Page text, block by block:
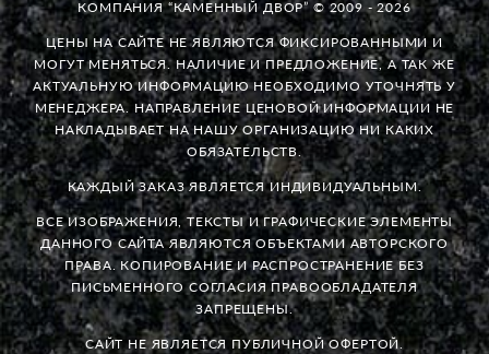
КОМПАНИЯ “КАМЕННЫЙ ДВОР” © 2009 - 2026
ЦЕНЫ НА САЙТЕ НЕ ЯВЛЯЮТСЯ ФИКСИРОВАННЫМИ И
МОГУТ МЕНЯТЬСЯ. НАЛИЧИЕ И ПРЕДЛОЖЕНИЕ, А ТАК ЖЕ
АКТУАЛЬНУЮ ИНФОРМАЦИЮ НЕОБХОДИМО УТОЧНЯТЬ У
МЕНЕДЖЕРА. НАПРАВЛЕНИЕ ЦЕНОВОЙ ИНФОРМАЦИИ НЕ
НАКЛАДЫВАЕТ НА НАШУ ОРГАНИЗАЦИЮ НИ КАКИХ
ОБЯЗАТЕЛЬСТВ.
КАЖДЫЙ ЗАКАЗ ЯВЛЯЕТСЯ ИНДИВИДУАЛЬНЫМ.
ВСЕ ИЗОБРАЖЕНИЯ, ТЕКСТЫ И ГРАФИЧЕСКИЕ ЭЛЕМЕНТЫ
ДАННОГО САЙТА ЯВЛЯЮТСЯ ОБЪЕКТАМИ АВТОРСКОГО
ПРАВА. КОПИРОВАНИЕ И РАСПРОСТРАНЕНИЕ БЕЗ
ПИСЬМЕННОГО СОГЛАСИЯ ПРАВООБЛАДАТЕЛЯ
ЗАПРЕЩЕНЫ.
САЙТ НЕ ЯВЛЯЕТСЯ ПУБЛИЧНОЙ ОФЕРТОЙ.